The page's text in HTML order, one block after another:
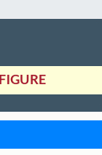
FIGURE